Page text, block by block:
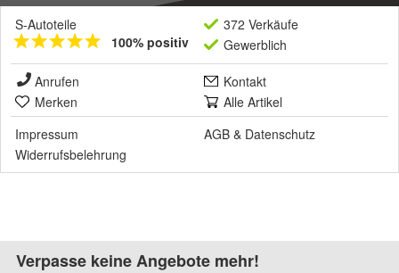
S-Autoteile
100% positiv
372 Verkäufe
Gewerblich
Anrufen
Kontakt
Merken
Alle Artikel
Impressum
AGB & Datenschutz
Widerrufsbelehrung
Verpasse keine Angebote mehr!